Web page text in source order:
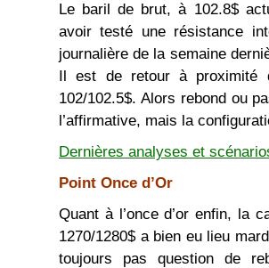
Le baril de brut, à 102.8$
avoir testé une résistance
journalière de la semaine
Il est de retour à proximité
102/102.5$. Alors rebond ou
l’affirmative, mais la
Dernières analyses et
Point Once d’Or
Quant à l’once d’or enfin, la
1270/1280$ a bien eu lieu
toujours pas question de